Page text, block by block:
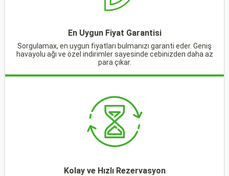
En Uygun Fiyat Garantisi
Sorgulamax, en uygun fiyatları bulmanızı garanti eder. Geniş
havayolu ağı ve özel indirimler sayesinde cebinizden daha az
para çıkar.
Kolay ve Hızlı Rezervasyon